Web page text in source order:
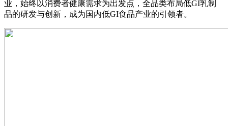
业，始终以消费者健康需求为出发点，全品类布局低GI乳制
品的研发与创新，成为国内低GI食品产业的引领者。